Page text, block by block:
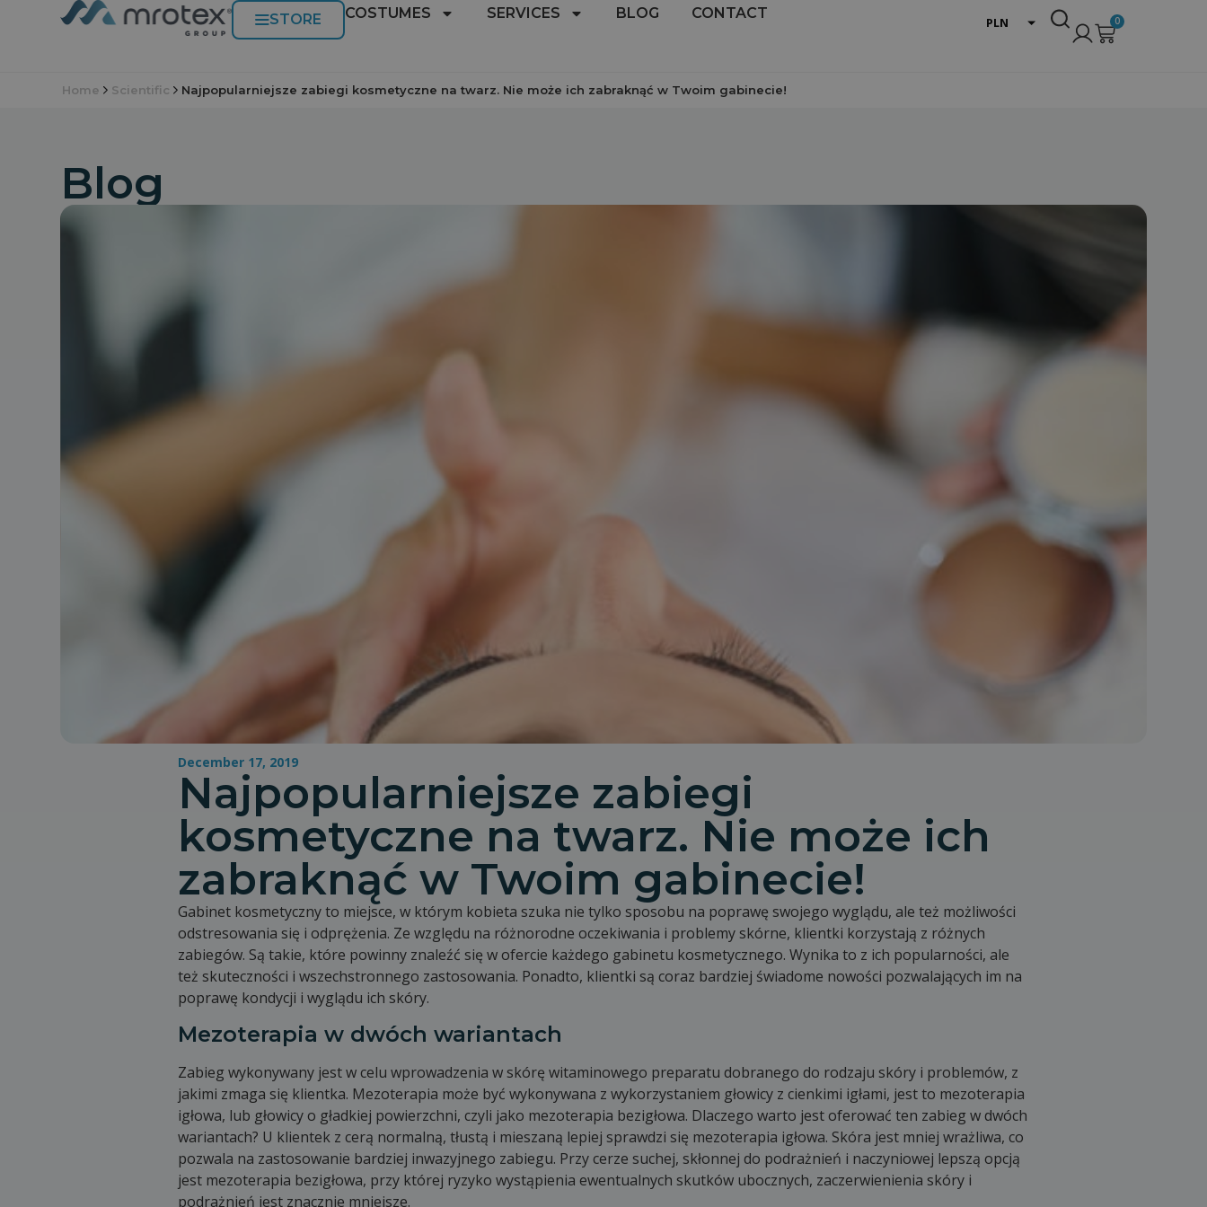
STORE COSTUMES SERVICES BLOG CONTACT
PLN
0
Home Scientific Najpopularniejsze zabiegi kosmetyczne na twarz. Nie może ich zabraknąć w Twoim gabinecie!
Blog
December 17, 2019
Najpopularniejsze zabiegi
kosmetyczne na twarz. Nie może ich
zabraknąć w Twoim gabinecie!
Gabinet kosmetyczny to miejsce, w którym kobieta szuka nie tylko sposobu na poprawę swojego wyglądu, ale też możliwości
odstresowania się i odprężenia. Ze względu na różnorodne oczekiwania i problemy skórne, klientki korzystają z różnych
zabiegów. Są takie, które powinny znaleźć się w ofercie każdego gabinetu kosmetycznego. Wynika to z ich popularności, ale
też skuteczności i wszechstronnego zastosowania. Ponadto, klientki są coraz bardziej świadome nowości pozwalających im na
poprawę kondycji i wyglądu ich skóry.
Mezoterapia w dwóch wariantach
Zabieg wykonywany jest w celu wprowadzenia w skórę witaminowego preparatu dobranego do rodzaju skóry i problemów, z
jakimi zmaga się klientka. Mezoterapia może być wykonywana z wykorzystaniem głowicy z cienkimi igłami, jest to mezoterapia
igłowa, lub głowicy o gładkiej powierzchni, czyli jako mezoterapia bezigłowa. Dlaczego warto jest oferować ten zabieg w dwóch
wariantach? U klientek z cerą normalną, tłustą i mieszaną lepiej sprawdzi się mezoterapia igłowa. Skóra jest mniej wrażliwa, co
pozwala na zastosowanie bardziej inwazyjnego zabiegu. Przy cerze suchej, skłonnej do podrażnień i naczyniowej lepszą opcją
jest mezoterapia bezigłowa, przy której ryzyko wystąpienia ewentualnych skutków ubocznych, zaczerwienienia skóry i
podrażnień jest znacznie mniejsze.